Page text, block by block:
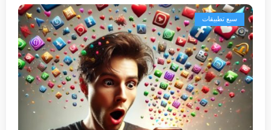
سبع تطبيقات